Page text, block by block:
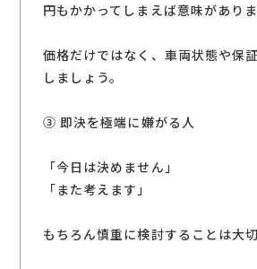
円もかかってしまえば意味がありま
価格だけではなく、車両状態や保
しましょう。
③ 即決を極端に嫌がる人
「今日は決めません」
「また考えます」
もちろん慎重に検討することは大切